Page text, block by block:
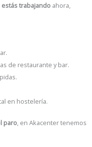
estás trabajando ahora,
de restaurante y bar.
en hostelería.
paro, en Akacenter tenemos